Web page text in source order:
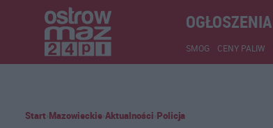
OGŁOSZENIA
SMOG CENY PALIW
Start Mazowieckie Aktualności Policja